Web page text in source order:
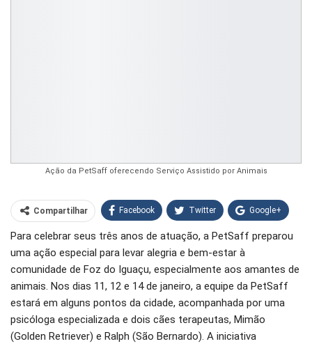
Ação da PetSaff oferecendo Serviço Assistido por Animais
Compartilhar Facebook Twitter Google+
WhatsApp Pinterest
O email
Para celebrar seus três anos de atuação, a PetSaff preparou
uma ação especial para levar alegria e bem-estar à
comunidade de Foz do Iguaçu, especialmente aos amantes de
animais. Nos dias 11, 12 e 14 de janeiro, a equipe da PetSaff
estará em alguns pontos da cidade, acompanhada por uma
psicóloga especializada e dois cães terapeutas, Mimão
(Golden Retriever) e Ralph (São Bernardo). A iniciativa